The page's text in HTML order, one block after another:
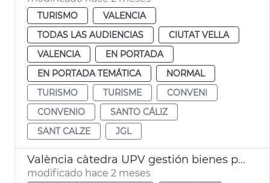
TURISMO
VALENCIA
TODAS LAS AUDIENCIAS
CIUTAT VELLA
VALENCIA
EN PORTADA
EN PORTADA TEMÁTICA
NORMAL
TURISMO
TURISME
CONVENI
CONVENIO
SANTO CÁLIZ
SANT CALZE
JGL
València càtedra UPV gestión bienes públicos
modificado hace 2 meses